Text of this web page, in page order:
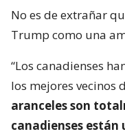
No es de extrañar
Trump como una
“Los canadienses
los mejores vecinos
aranceles son
canadienses